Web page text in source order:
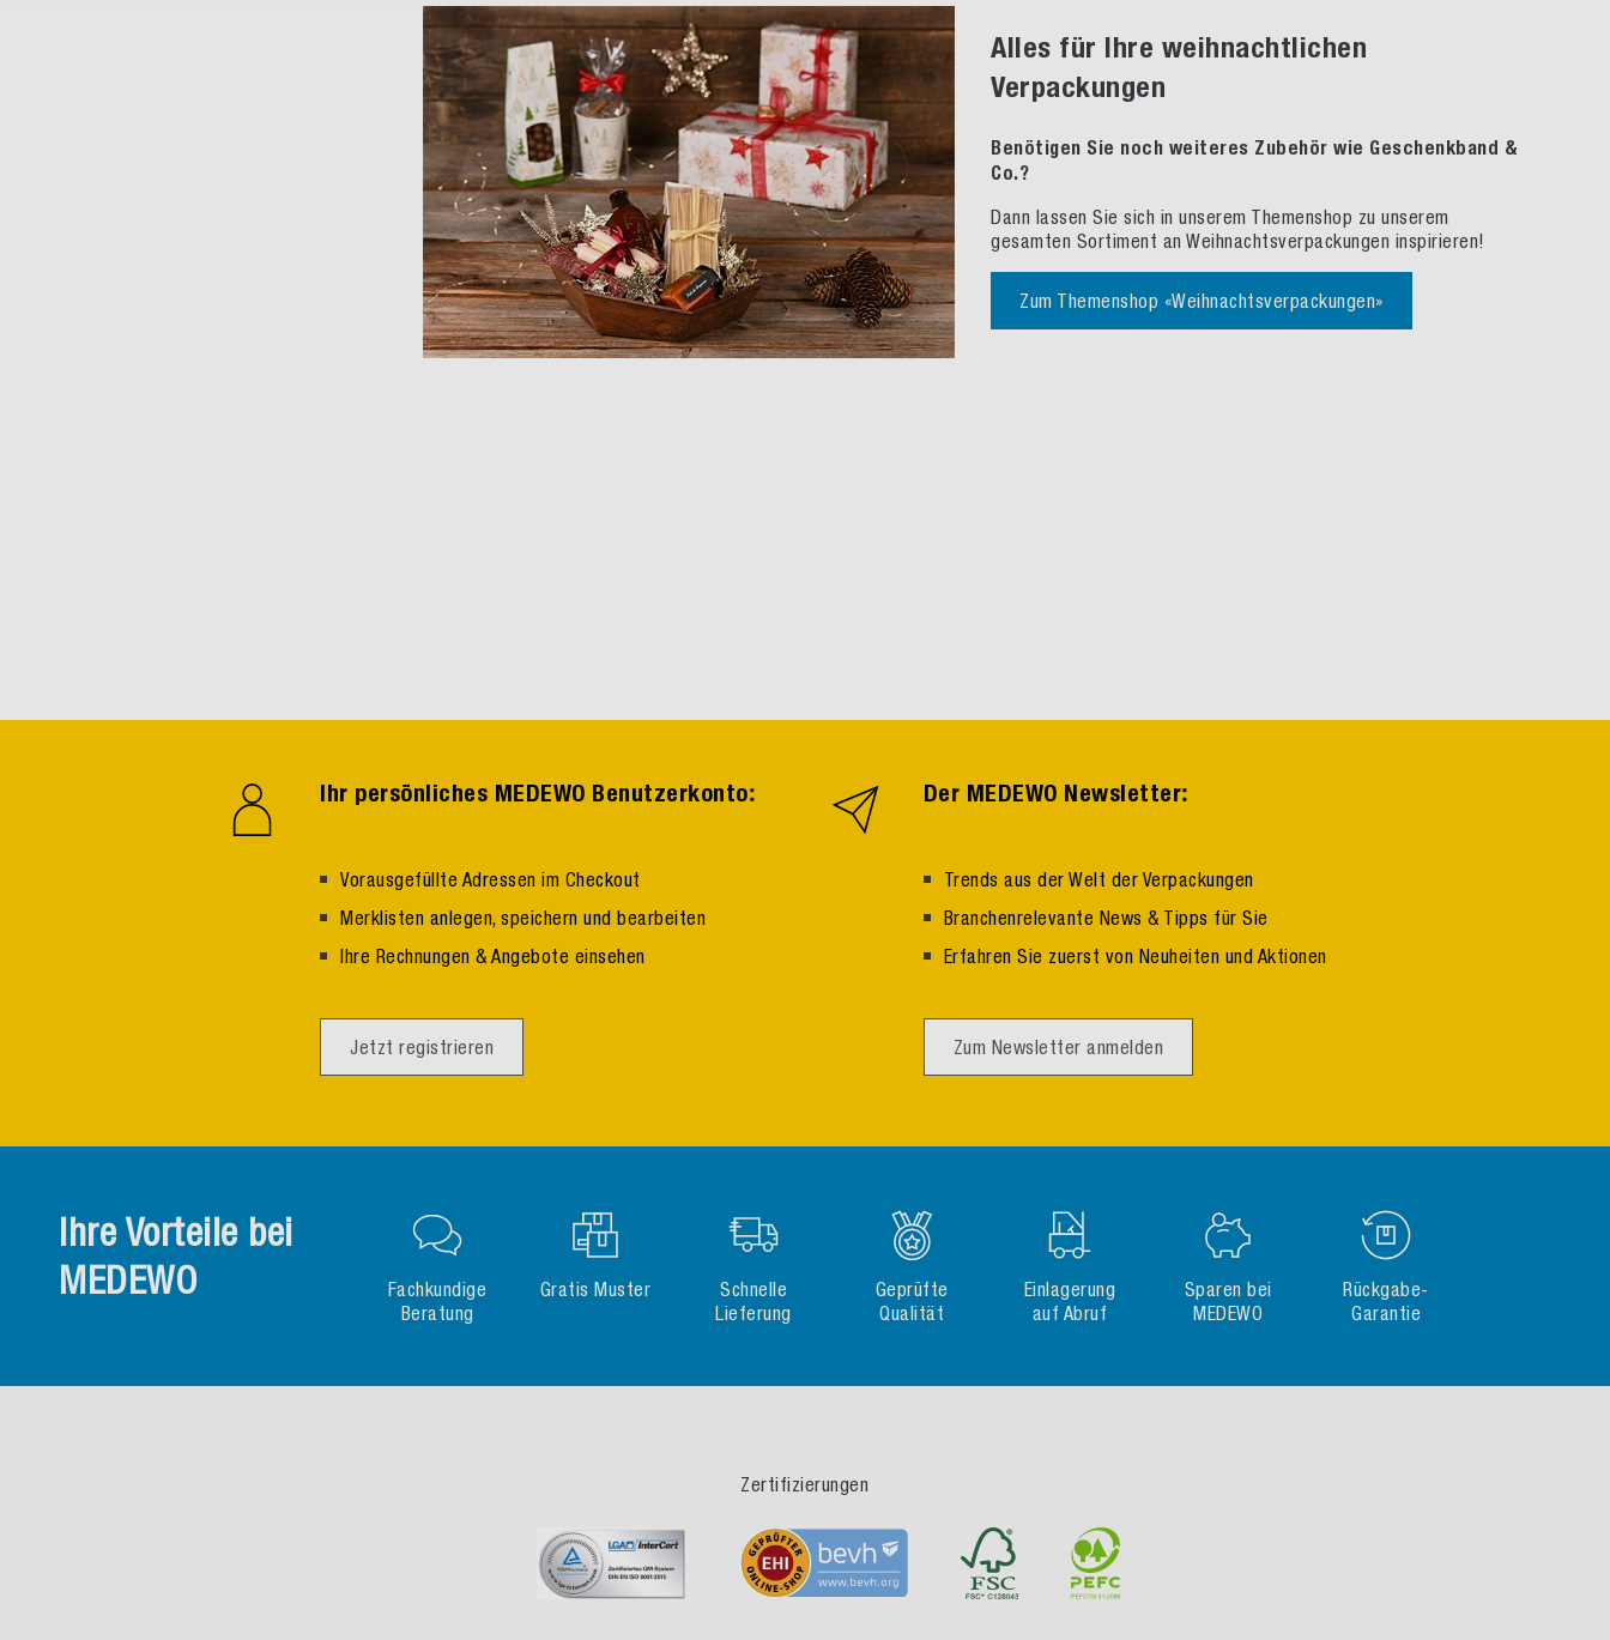
Alles für Ihre weihnachtlichen
Verpackungen
Benötigen Sie noch weiteres Zubehör wie Geschenkband &
Co.?
Dann lassen Sie sich in unserem Themenshop zu unserem
gesamten Sortiment an Weihnachtsverpackungen inspirieren!
Zum Themenshop «Weihnachtsverpackungen»
Ihr persönliches MEDEWO Benutzerkonto:
Vorausgefüllte Adressen im Checkout
Merklisten anlegen, speichern und bearbeiten
Ihre Rechnungen & Angebote einsehen
Jetzt registrieren
Der MEDEWO Newsletter:
Trends aus der Welt der Verpackungen
Branchenrelevante News & Tipps für Sie
Erfahren Sie zuerst von Neuheiten und Aktionen
Zum Newsletter anmelden
Ihre Vorteile bei
MEDEWO
Fachkundige
Beratung
Gratis Muster
Schnelle
Lieferung
Geprüfte
Qualität
Einlagerung
auf Abruf
Sparen bei
MEDEWO
Rückgabe-
Garantie
Zertifizierungen